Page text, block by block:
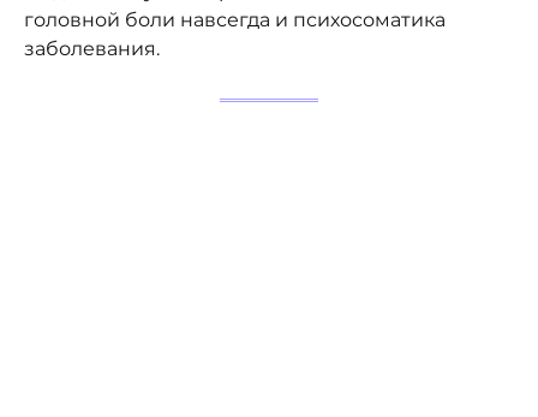
головной боли навсегда и психосоматика
заболевания.